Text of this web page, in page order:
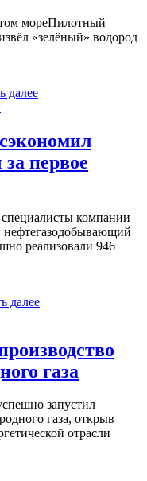
мореПилотный
«зелёный» водород
далее
первое
компании
нефтегазодобывающий
реализовали 946
далее
газа
запустил
газа, открыв
отрасли